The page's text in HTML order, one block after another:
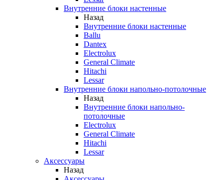
Внутренние блоки настенные
Назад
Внутренние блоки настенные
Ballu
Dantex
Electrolux
General Climate
Hitachi
Lessar
Внутренние блоки напольно-потолочные
Назад
Внутренние блоки напольно-
потолочные
Electrolux
General Climate
Hitachi
Lessar
Аксессуары
Назад